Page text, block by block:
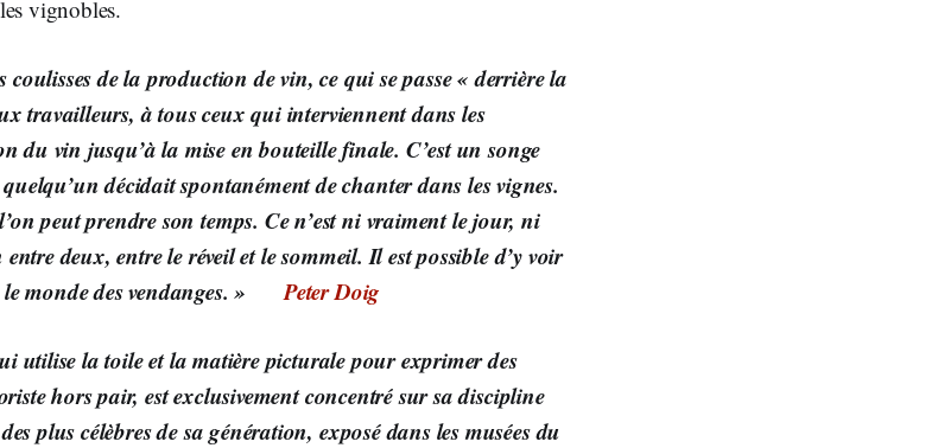
vignobles.
de la production de vin, ce qui se passe « derrière la
travailleurs, à tous ceux qui interviennent dans les
du vin jusqu’à la mise en bouteille finale. C’est un songe
décidait spontanément de chanter dans les vignes.
peut prendre son temps. Ce n’est ni vraiment le jour, ni
deux, entre le réveil et le sommeil. Il est possible d’y voir
le monde des vendanges. »Peter Doig
utilise la toile et la matière picturale pour exprimer des
hors pair, est exclusivement concentré sur sa discipline
plus célèbres de sa génération, exposé dans les musées du